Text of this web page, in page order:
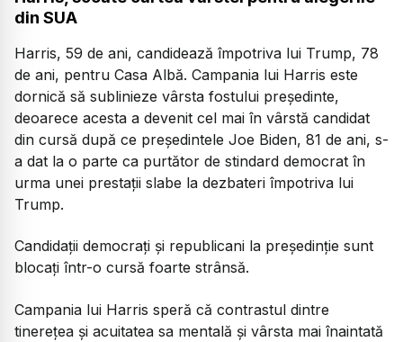
din SUA
Harris, 59 de ani, candidează împotriva lui Trump, 78
de ani, pentru Casa Albă. Campania lui Harris este
dornică să sublinieze vârsta fostului președinte,
deoarece acesta a devenit cel mai în vârstă candidat
din cursă după ce președintele Joe Biden, 81 de ani, s-
a dat la o parte ca purtător de stindard democrat în
urma unei prestații slabe la dezbateri împotriva lui
Trump.
Candidații democrați și republicani la președinție sunt
blocați într-o cursă foarte strânsă.
Campania lui Harris speră că contrastul dintre
tinerețea și acuitatea sa mentală și vârsta mai înaintată